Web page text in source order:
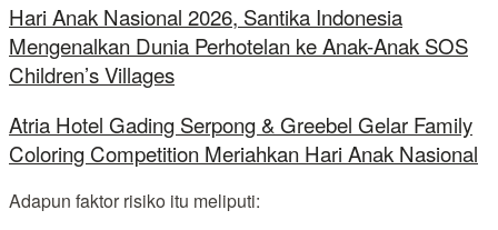
Hari Anak Nasional 2026, Santika Indonesia
Mengenalkan Dunia Perhotelan ke Anak-Anak SOS
Children’s Villages
Atria Hotel Gading Serpong & Greebel Gelar Family
Coloring Competition Meriahkan Hari Anak Nasional
Adapun faktor risiko itu meliputi: